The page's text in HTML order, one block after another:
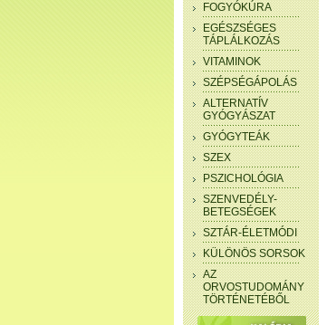
FOGYÓKÚRA
EGÉSZSÉGES
TÁPLÁLKOZÁS
VITAMINOK
SZÉPSÉGÁPOLÁS
ALTERNATÍV
GYÓGYÁSZAT
GYÓGYTEÁK
SZEX
PSZICHOLÓGIA
SZENVEDÉLY-
BETEGSÉGEK
SZTÁR-ÉLETMÓDI
KÜLÖNÖS SORSOK
AZ
ORVOSTUDOMÁNY
TÖRTÉNETÉBŐL